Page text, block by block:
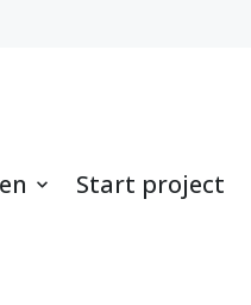
Start project